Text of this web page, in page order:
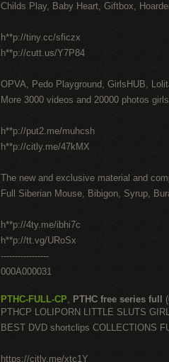
Childs Play, Baby Heart, Giftbox,
h**p://tiny.cc/sficzx
h**p://cutt.us/Y7P84
OPVA, Pedo Playground, GirlsHUB,
More 3000 videos and 20000 photos
h**p://put2.me/muhcsh
h**p://citly.me/47kMX
The new and exclusive material and
Full Siberian Mouse, Bibigon, Syrup,
h**p://4ty.me/ibhi7c
h**p://tt.vg/URoSx
-----------------
000A000031
PTHC-FULL-CP, PTHC free series full
PTHCP LOLIPORN LITTLE SLUTS
BEST DVD shortclips COLLECTIONS
https://citly.me/xtc1Y